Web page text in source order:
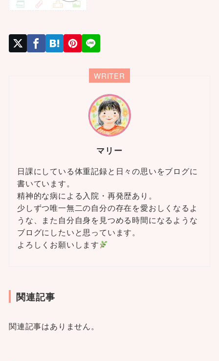
WRITER
マリー
日課にしている体重記録と日々の思いをブログに
書いています。
精神的な病による入院・再発歴あり。
少しずつ唯一無二の自分の存在を愛おしくなるよ
うな、また自分自身を見つめる時間になるような
ブログにしたいと思っています。
よろしくお願いします
関連記事
関連記事はありません。